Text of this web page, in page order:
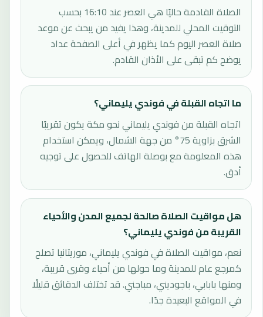
الصلاة القادمة حاليًا هي العصر عند 16:10 بحسب
التوقيت المحلي للمدينة، وهذا يفيد من يبحث عن موعد
صلاة العصر اليوم كما يظهر في أعلى الصفحة عداد
يوضح كم تبقى على الأذان القادم.
ما اتجاه القبلة في فوندي يليماني؟
اتجاه القبلة من فوندي يليماني نحو مكة يكون تقريبًا
الشرق بزاوية 75° من جهة الشمال، ويمكن استخدام
هذه المعلومة مع بوصلة الهاتف للحصول على توجيه
أدق.
هل مواقيت الصلاة صالحة لجميع المدن والأحياء
القريبة من فوندي يليماني؟
نعم، مواقيت الصلاة في فوندي يليماني، موريتانيا تصلح
كمرجع عام للمدينة وما حولها من أحياء وقرى قريبة،
ومنها بابابي، باجوديني، مباجني. قد تختلف الدقائق قليلًا
في المواقع البعيدة جدًا.